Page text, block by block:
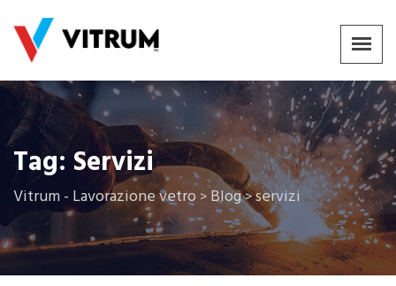
Tag:Servizi
Vitrum - Lavorazione vetro >Blog>servizi